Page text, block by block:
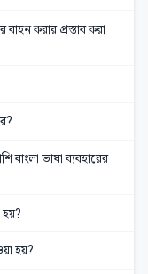
করার প্রস্তাব করা
ভাষা ব্যবহারের
হয়?
হয়?